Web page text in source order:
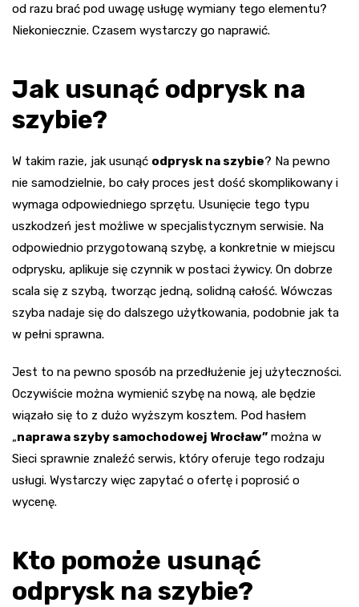
od razu brać pod uwagę usługę wymiany tego elementu?
Niekoniecznie. Czasem wystarczy go naprawić.
Jak usunąć odprysk na
szybie?
W takim razie, jak usunąć odprysk na szybie? Na pewno
nie samodzielnie, bo cały proces jest dość skomplikowany i
wymaga odpowiedniego sprzętu. Usunięcie tego typu
uszkodzeń jest możliwe w specjalistycznym serwisie. Na
odpowiednio przygotowaną szybę, a konkretnie w miejscu
odprysku, aplikuje się czynnik w postaci żywicy. On dobrze
scala się z szybą, tworząc jedną, solidną całość. Wówczas
szyba nadaje się do dalszego użytkowania, podobnie jak ta
w pełni sprawna.
Jest to na pewno sposób na przedłużenie jej użyteczności.
Oczywiście można wymienić szybę na nową, ale będzie
wiązało się to z dużo wyższym kosztem. Pod hasłem
„naprawa szyby samochodowej Wrocław” można w
Sieci sprawnie znaleźć serwis, który oferuje tego rodzaju
usługi. Wystarczy więc zapytać o ofertę i poprosić o
wycenę.
Kto pomoże usunąć
odprysk na szybie?